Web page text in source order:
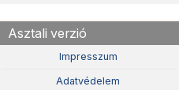
Asztali verzió
Impresszum
Adatvédelem